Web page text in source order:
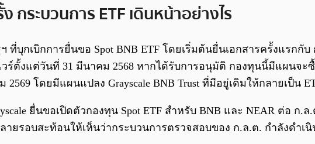
ระบวนการ ETF เดินหน้าอย่างไร
ที่บุกเบิกการยื่นขอ Spot BNB ETF โดยเริ่มต้นยื่นเอกสารครั้งแรก
วร์ตั้งแต่วันที่ 31 มีนาคม 2568 หากได้รับการอนุมัติ กองทุนนี้มีแผนจ
โดยมีแผนแปลง Grayscale BNB Trust ที่มีอยู่เดิมให้กลายเป็น
ยื่นขอเปิดตัวกองทุน Spot ETF สำหรับ BNB และ NEAR ต่อ ก.
ยรอบสะท้อนให้เห็นว่ากระบวนการตรวจสอบของ ก.ล.ต. กำลังดำเ